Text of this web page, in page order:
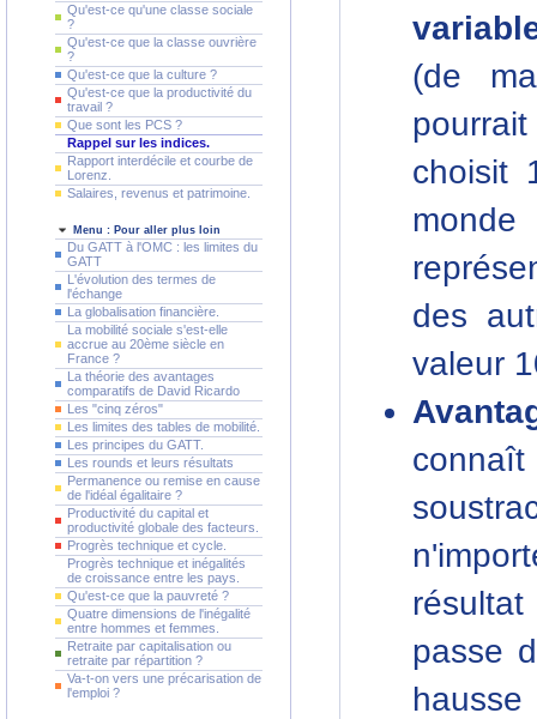
Qu'est-ce qu'une classe sociale
?
Qu'est-ce que la classe ouvrière
?
Qu'est-ce que la culture ?
Qu'est-ce que la productivité du
travail ?
Que sont les PCS ?
Rappel sur les indices.
Rapport interdécile et courbe de
Lorenz.
Salaires, revenus et patrimoine.
Menu : Pour aller plus loin
Du GATT à l'OMC : les limites du
GATT
L'évolution des termes de
l'échange
La globalisation financière.
La mobilité sociale s'est-elle
accrue au 20ème siècle en
France ?
La théorie des avantages
comparatifs de David Ricardo
Les "cinq zéros"
Les limites des tables de mobilité.
Les principes du GATT.
Les rounds et leurs résultats
Permanence ou remise en cause
de l'idéal égalitaire ?
Productivité du capital et
productivité globale des facteurs.
Progrès technique et cycle.
Progrès technique et inégalités
de croissance entre les pays.
Qu'est-ce que la pauvreté ?
Quatre dimensions de l'inégalité
entre hommes et femmes.
Retraite par capitalisation ou
retraite par répartition ?
Va-t-on vers une précarisation de
l'emploi ?
(de
choisit
des
valeur
passe